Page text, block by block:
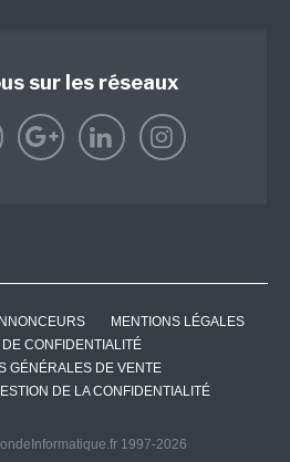
sur les réseaux
MENTIONS LÉGALES
CONFIDENTIALITÉ
GÉNÉRALES DE VENTE
DE LA CONFIDENTIALITÉ
1997-2026